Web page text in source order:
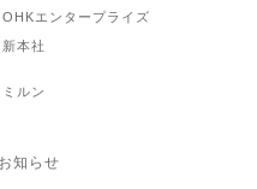
OHKエンタープライズ
新本社
ミルン
知らせ